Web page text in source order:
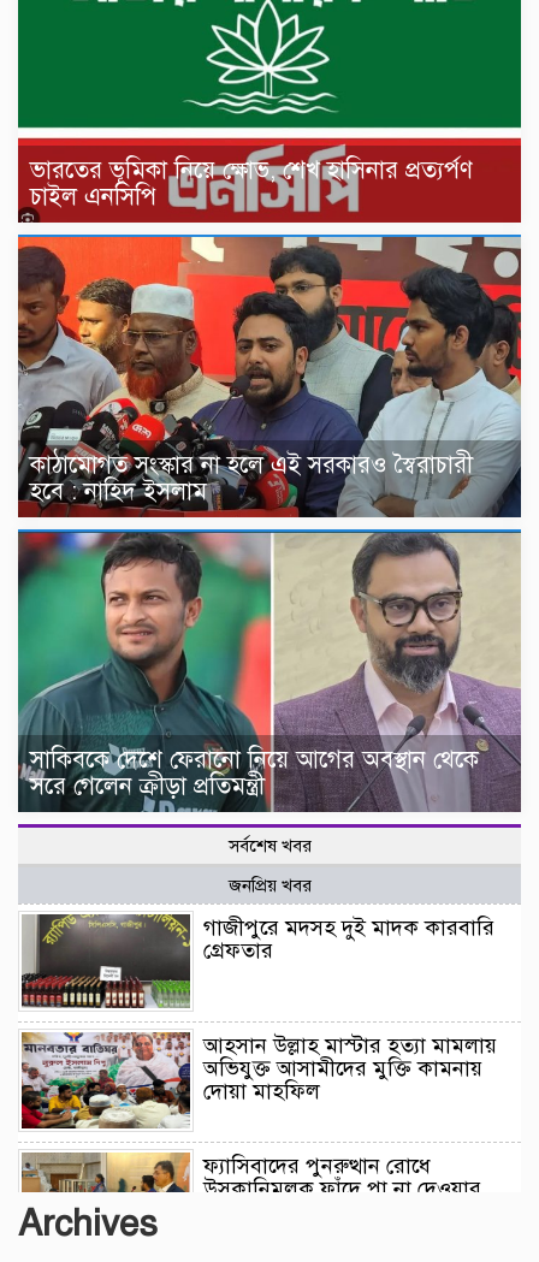
ভারতের ভূমিকা নিয়ে ক্ষোভ, শেখ হাসিনার প্রত্যর্পণ
চাইল এনসিপি
কাঠামোগত সংস্কার না হলে এই সরকারও স্বৈরাচারী
হবে : নাহিদ ইসলাম
সাকিবকে দেশে ফেরানো নিয়ে আগের অবস্থান থেকে
সরে গেলেন ক্রীড়া প্রতিমন্ত্রী
সর্বশেষ খবর
জনপ্রিয় খবর
গাজীপুরে মদসহ দুই মাদক কারবারি
গ্রেফতার
আহসান উল্লাহ মাস্টার হত্যা মামলায়
অভিযুক্ত আসামীদের মুক্তি কামনায়
দোয়া মাহফিল
ফ্যাসিবাদের পুনরুত্থান রোধে
উসকানিমূলক ফাঁদে পা না দেওয়ার
Archives